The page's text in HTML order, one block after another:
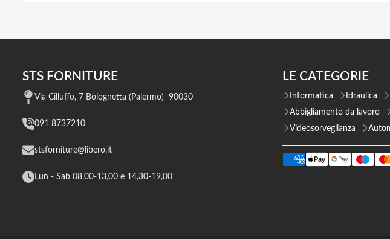
STS FORNITURE
Via Cilluffo, 7 Bolognetta (Palermo) 90030
091 8737210
stsforniture@libero.it
Lun - Sab 08,00-13,00 e 14,30-19,00
LE CATEGORIE
Informatica Idraulica
Abbigliamento da lavoro
Videosorveglianza